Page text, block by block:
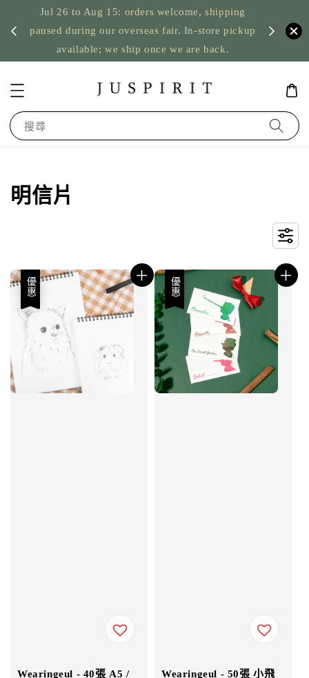
Jul 26 to Aug 15: orders welcome, shipping
paused during our overseas fair. In-store pickup
available; we ship once we are back.
US
搜尋
明信片
優惠
Wearingeul - 40張 A5 /
優惠
Wearingeul - 50張 小飛